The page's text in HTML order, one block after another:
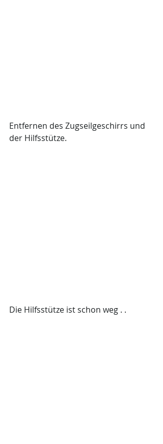
Entfernen des Zugseilgeschirrs und
der Hilfsstütze.
Die Hilfsstütze ist schon weg . .